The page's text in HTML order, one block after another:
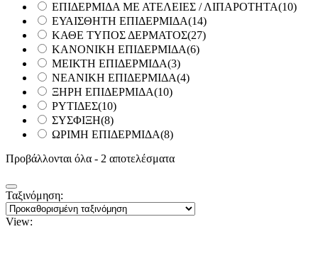
ΕΠΙΔΕΡΜΙΔΑ ΜΕ ΑΤΕΛΕΙΕΣ / ΛΙΠΑΡΟΤΗΤΑ(10)
ΕΥΑΙΣΘΗΤΗ ΕΠΙΔΕΡΜΙΔΑ(14)
ΚΑΘΕ ΤΥΠΟΣ ΔΕΡΜΑΤΟΣ(27)
ΚΑΝΟΝΙΚΗ ΕΠΙΔΕΡΜΙΔΑ(6)
ΜΕΙΚΤΗ ΕΠΙΔΕΡΜΙΔΑ(3)
ΝΕΑΝΙΚΗ ΕΠΙΔΕΡΜΙΔΑ(4)
ΞΗΡΗ ΕΠΙΔΕΡΜΙΔΑ(10)
ΡΥΤΙΔΕΣ(10)
ΣΥΣΦΙΞΗ(8)
ΩΡΙΜΗ ΕΠΙΔΕΡΜΙΔΑ(8)
Προβάλλονται όλα - 2 αποτελέσματα
Ταξινόμηση:
View: